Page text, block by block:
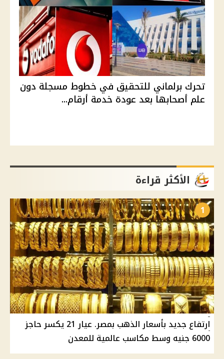
تحرك برلماني للتحقيق في خطوط مسجلة دون
علم أصحابها بعد عودة خدمة أرقام...
الأكثر قراءة
1
ارتفاع جديد بأسعار الذهب بمصر. عيار 21 يكسر حاجز
6000 جنيه وسط مكاسب عالمية للمعدن